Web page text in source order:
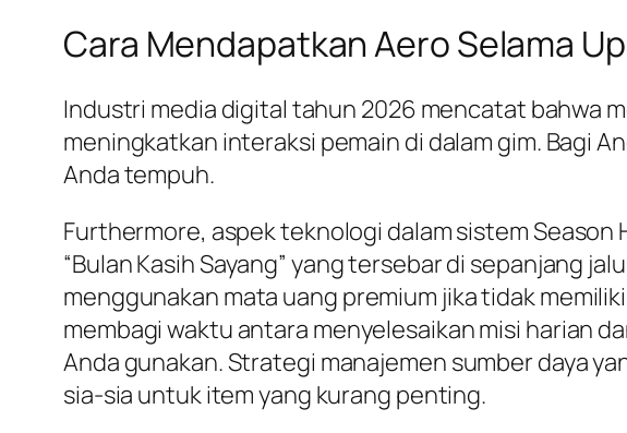
Cara Mendapatkan Aero Selama
Industri media digital tahun 2026 mencatat bahwa
meningkatkan interaksi pemain di dalam gim. Bagi
Anda tempuh.
Furthermore, aspek teknologi dalam sistemSeason
“Bulan Kasih Sayang” yang tersebar di sepanjang
menggunakan mata uang premium jika tidak
membagi waktu antara menyelesaikan misi harian
Anda gunakan. Strategi manajemen sumber daya
sia-sia untuk item yang kurang penting.